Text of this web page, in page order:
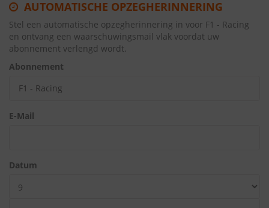
AUTOMATISCHE OPZEGHERINNERING
Stel een automatische opzegherinnering in voor F1 - Racing
en ontvang een waarschuwingsmail vlak voordat uw
abonnement verlengd wordt.
Abonnement
E-Mail
Datum